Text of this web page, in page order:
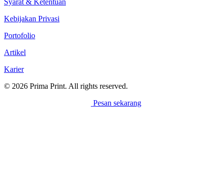
Kebijakan Privasi
Portofolio
Artikel
Karier
© 2026 Prima Print. All rights reserved.
Pesan sekarang